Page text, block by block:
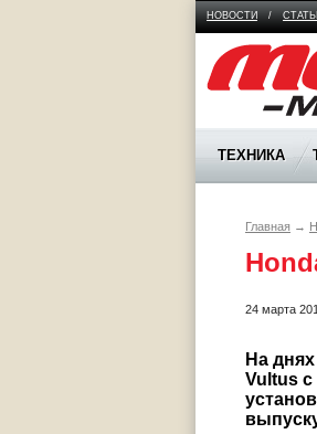
НОВОСТИ /
Moto Magazine
ТЕХНИКА
Главная →
24 марта
На
Vultus